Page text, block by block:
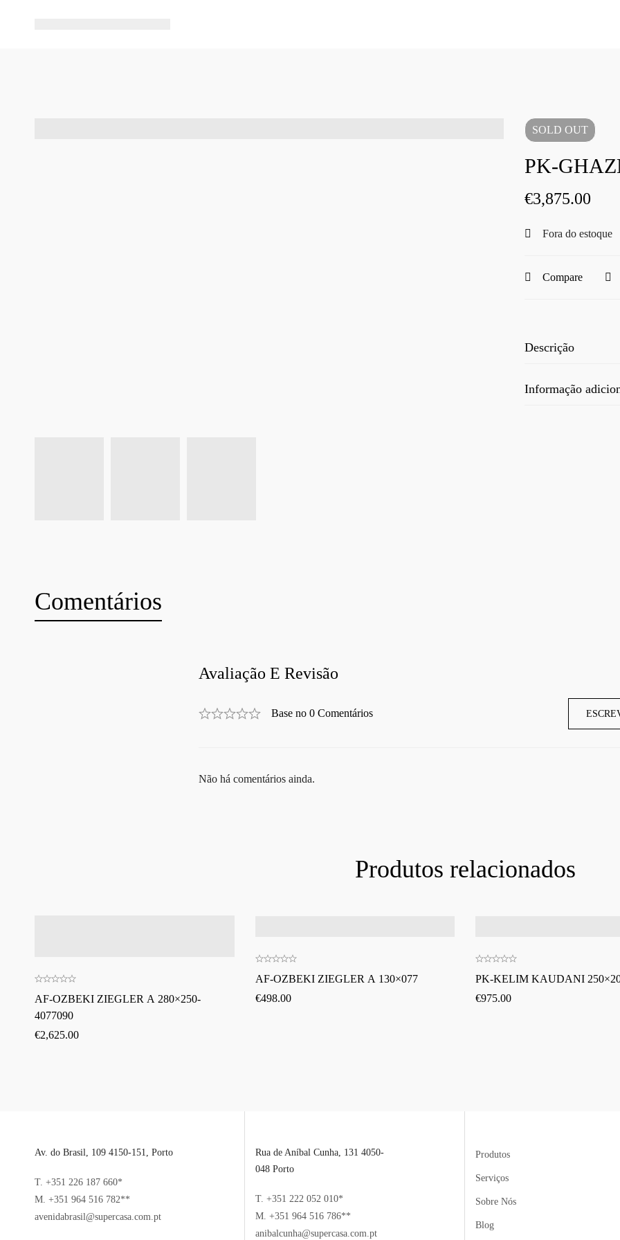
SOLD OUT
PK-
€3,875.00
Fora do estoque
Compare
Descrição
Informação
Comentários
Avaliação E Revisão
Base no 0 Comentários
Não há comentários ainda.
Produtos relacionados
AF-OZBEKI ZIEGLER A 280×250-
4077090
€2,625.00
AF-OZBEKI ZIEGLER A 130×077
€498.00
PK-KELIM KAUDANI
€975.00
Av. do Brasil, 109 4150-151, Porto
T. +351 226 187 660*
M. +351 964 516 782**
avenidabrasil@supercasa.com.pt
Rua de Aníbal Cunha, 131 4050-
048 Porto
T. +351 222 052 010*
M. +351 964 516 786**
anibalcunha@supercasa.com.pt
Produtos
Serviços
Sobre Nós
Blog